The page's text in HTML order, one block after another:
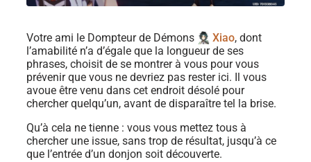
Votre ami le Dompteur de Démons Xiao, dont
l’amabilité n’a d’égale que la longueur de ses
phrases, choisit de se montrer à vous pour vous
prévenir que vous ne devriez pas rester ici. Il vous
avoue être venu dans cet endroit désolé pour
chercher quelqu’un, avant de disparaître tel la brise.
Qu’à cela ne tienne : vous vous mettez tous à
chercher une issue, sans trop de résultat, jusqu’à ce
que l’entrée d’un donjon soit découverte.